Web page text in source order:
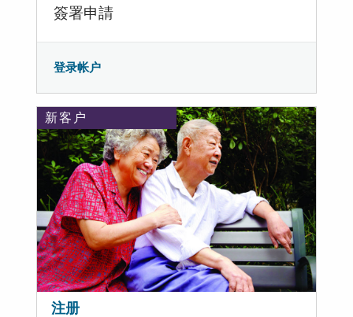
簽署申請
登录帐户
新客户
注册